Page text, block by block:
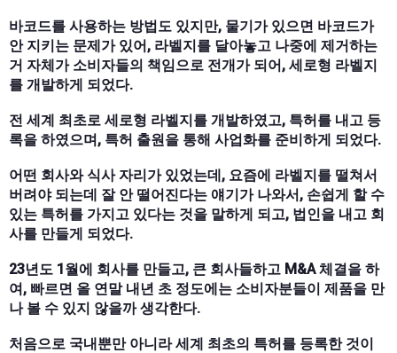
바코드를 사용하는 방법도 있지만, 물기가 있으면 바코드가
안 지키는 문제가 있어, 라벨지를 달아놓고 나중에 제거하는
거 자체가 소비자들의 책임으로 전개가 되어, 세로형 라벨지
를 개발하게 되었다.
전 세계 최초로 세로형 라벨지를 개발하였고, 특허를 내고 등
록을 하였으며, 특허 출원을 통해 사업화를 준비하게 되었다.
어떤 회사와 식사 자리가 있었는데, 요즘에 라벨지를 떨쳐서
버려야 되는데 잘 안 떨어진다는 얘기가 나와서, 손쉽게 할 수
있는 특허를 가지고 있다는 것을 말하게 되고, 법인을 내고 회
사를 만들게 되었다.
23년도 1월에 회사를 만들고, 큰 회사들하고 M&A 체결을 하
여, 빠르면 올 연말 내년 초 정도에는 소비자분들이 제품을 만
나 볼 수 있지 않을까 생각한다.
처음으로 국내뿐만 아니라 세계 최초의 특허를 등록한 것이